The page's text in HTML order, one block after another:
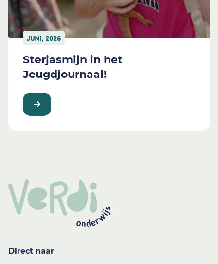
JUNI, 2026
Sterjasmijn in het
Jeugdjournaal!
Direct naar